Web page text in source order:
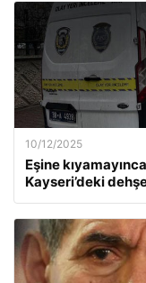
10/12/2025
Eşine
Kayseri’deki